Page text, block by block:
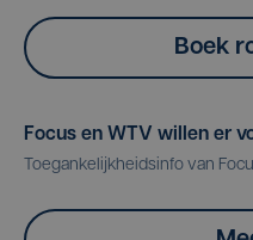
Boek
Focus en WTV willen er
Toegankelijkheidsinfo van